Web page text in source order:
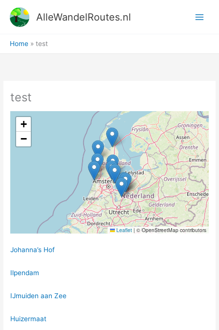
naar
AlleWandelRoutes.nl
Home test
test
+
−
Leaflet | © OpenStreetMap contributors
Johanna’s Hof
Ilpendam
IJmuiden aan Zee
Huizermaat